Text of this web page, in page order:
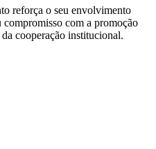
reforça o seu envolvimento
compromisso com a promoção
cooperação institucional.